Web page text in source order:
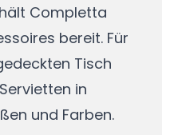
Completta
bereit. Für
Tisch
in
und Farben.